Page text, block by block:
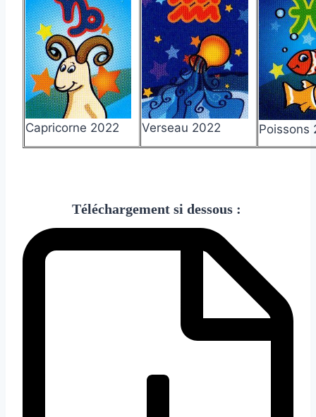
Capricorne 2022 Verseau 2022 Poissons
Téléchargement si dessous :